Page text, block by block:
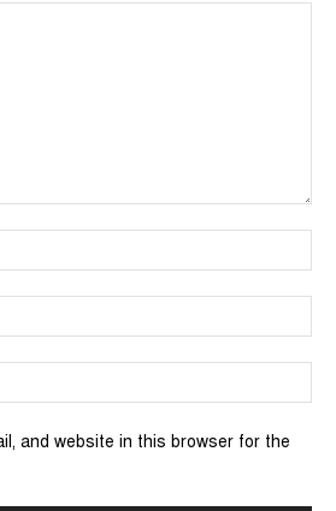
and website in this browser for the